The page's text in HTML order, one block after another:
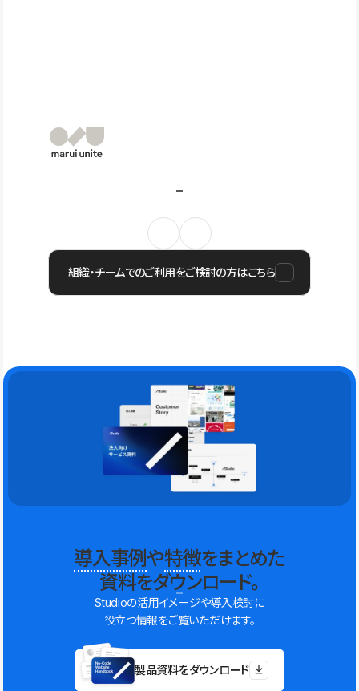
組織・チームでのご利用をご検討の方はこちら
導入事例や特徴をまとめた
資料をダウンロード。
Studioの活用イメージや導入検討に
役立つ情報をご覧いただけます。
製品資料をダウンロード